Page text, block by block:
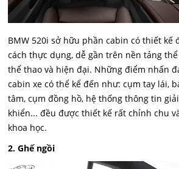
BMW 520i sở hữu phần cabin có thiết kế
cách thực dụng, dễ gần trên nền tảng
thể thao và hiện đại. Những điểm nhấn
cabin xe có thể kể đến như: cụm tay lái,
tâm, cụm đồng hồ, hệ thống thông tin
khiển... đều được thiết kế rất chỉnh chu
khoa học.
2. Ghế ngồi